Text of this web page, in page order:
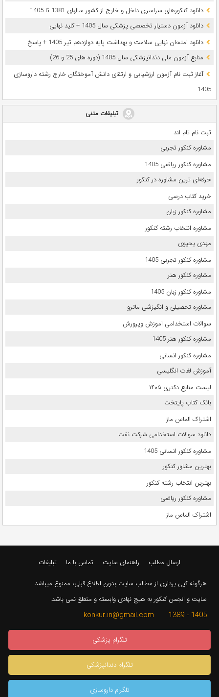
دانلود کنکورهای سراسری داخل و خارج از کشور سالهای 1381 تا 1405
دانلود آزمون دستیار تخصصی پزشکی سال 1405 + کلید نهایی
دانلود امتحان نهایی سلامت و بهداشت پایه دوازدهم تیر 1405 + پاسخ
ﻣﻨﺎﺑﻊ آزﻣﻮن ﻣﻠﯽ دندانپزشکی سال 1405 (دوره های 25 و 26)
آغاز ثبت نام آزمون‌ ارزشیابی و ارتقای دانش آموختگان خارج رشته داروسازی
1405
تبلیغات متنی
ثبت نام تام لند
مشاوره کنکور تجربی
مشاوره کنکور ریاضی 1405
حرفه‌ای ترین مشاوره در کنکور
خرید کتاب درسی
مشاوره کنکور زبان
مشاوره انتخاب رشته کنکور
مهدی یحیوی
مشاوره کنکور تجربی 1405
مشاوره کنکور هنر
مشاوره کنکور زبان 1405
مشاوره تحصیلی و انگیزشی ماترو
سوالات استخدامی اموزش وپرورش
مشاوره کنکور هنر 1405
مشاوره کنکور انسانی
آموزش لغات انگلیسی
لیست منابع دکتری ۱۴۰۵
بانک کتاب پایتخت
اشتراک الماس ماز
دانلود سوالات استخدامی شرکت نفت
مشاوره کنکور انسانی 1405
بهترین مشاور کنکور
بهترین انتخاب رشته کنکور
مشاوره کنکور ریاضی
اشتراک الماس ماز
ارسال مطلب راهنمای سایت تماس با ما تبلیغات
هرگونه کپی برداری از مطالب سایت بدون اطلاع قبلی، ممنوع میباشد.
سایت و انجمن کنکور به هیچ نهادی وابسته و متعلق نمی باشد.
1405 - 1389 konkur.in@gmail.com
تلگرام پزشکی
تلگرام دندانپزشکی
تلگرام داروسازی